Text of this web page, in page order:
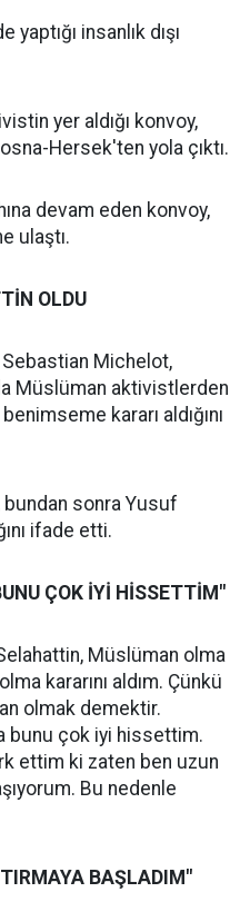
insanlık dışı
yer aldığı konvoy,
Hersek'ten yola çıktı.
devam eden konvoy,
ulaştı.
OLDU
Sebastian Michelot,
Müslüman aktivistlerden
kararı aldığını
sonra Yusuf
ifade etti.
ÇOK İYİ HİSSETTİM"
Müslüman olma
kararını aldım. Çünkü
olmak demektir.
bunu çok iyi hissettim.
ettim ki zaten ben uzun
Bu nedenle
BAŞLADIM"